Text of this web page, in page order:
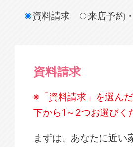
資料請求
来店予約
資料請求
※「資料請求」を選ん
下から1～2つお選びく
まずは、あなたに近い